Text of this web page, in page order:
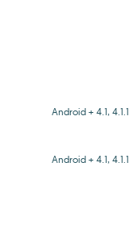
Android + 4.1, 4.1.1
Android + 4.1, 4.1.1